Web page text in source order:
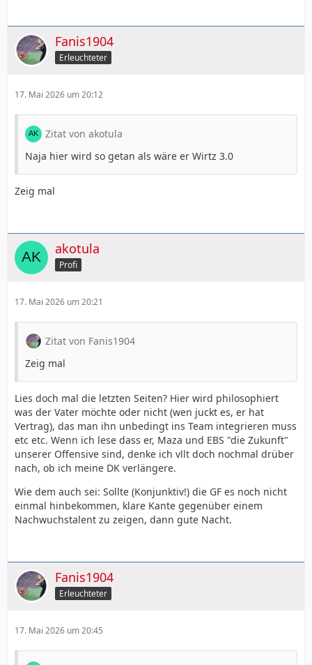
Fanis1904
Erleuchteter
17. Mai 2026 um 20:12
Zitat von akotula
Naja hier wird so getan als wäre er Wirtz 3.0
Zeig mal
akotula
Profi
17. Mai 2026 um 20:21
Zitat von Fanis1904
Zeig mal
Lies doch mal die letzten Seiten? Hier wird philosophiert
was der Vater möchte oder nicht (wen juckt es, er hat
Vertrag), das man ihn unbedingt ins Team integrieren muss
etc etc. Wenn ich lese dass er, Maza und EBS "die Zukunft"
unserer Offensive sind, denke ich vllt doch nochmal drüber
nach, ob ich meine DK verlängere.
Wie dem auch sei: Sollte (Konjunktiv!) die GF es noch nicht
einmal hinbekommen, klare Kante gegenüber einem
Nachwuchstalent zu zeigen, dann gute Nacht.
Fanis1904
Erleuchteter
17. Mai 2026 um 20:45